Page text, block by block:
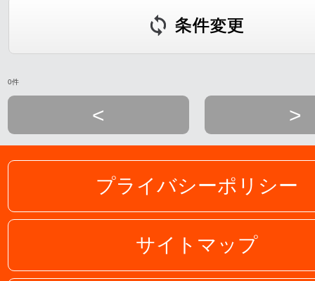
0件
< >
プライバシーポリシー
サイトマップ